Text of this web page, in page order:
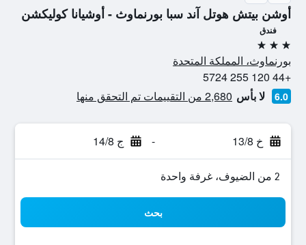
أوشن بيتش هوتل آند سبا بورنماوث - أوشيانا كوليكشن
فندق
3 نجوم
بورنماوث، المملكة المتحدة
+44 120 255 5724
6.0 لا بأس 2,680 من التقييمات تم التحقق منها
خ 13/8 - ج 14/8
2 من الضيوف، غرفة واحدة
بحث